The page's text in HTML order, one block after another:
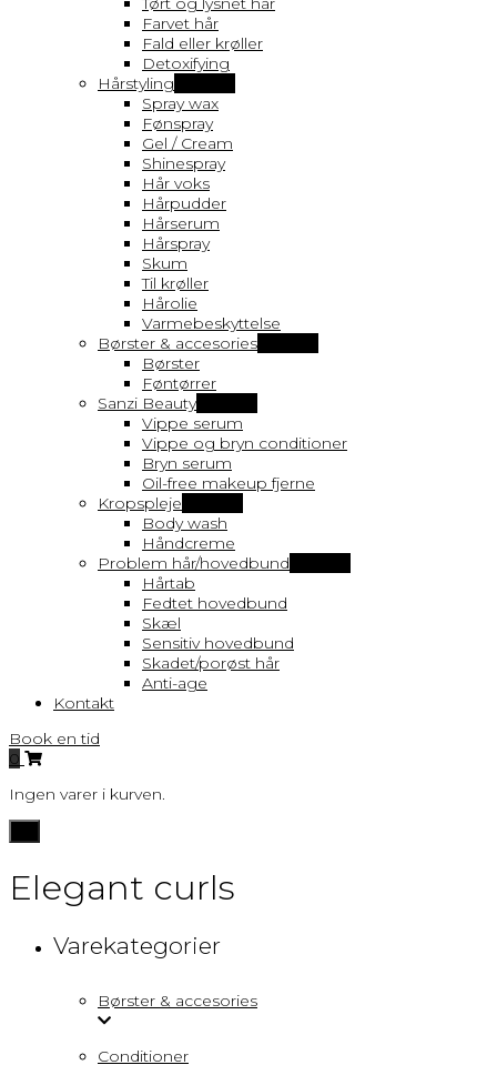
Farvet hår
Fald eller krøller
Detoxifying
Hårstyling
Spray wax
Fønspray
Gel / Cream
Shinespray
Hår voks
Hårpudder
Hårserum
Hårspray
Skum
Til krøller
Hårolie
Varmebeskyttelse
Børster & accesories
Børster
Føntørrer
Sanzi Beauty
Vippe serum
Vippe og bryn conditioner
Bryn serum
Oil-free makeup fjerne
Kropspleje
Body wash
Håndcreme
Problem hår/hovedbund
Hårtab
Fedtet hovedbund
Skæl
Sensitiv hovedbund
Skadet/porøst hår
Anti-age
Kontakt
Book en tid
0
Ingen varer i kurven.
navigation
Elegant curls
Varekategorier
Børster & accesories
Conditioner